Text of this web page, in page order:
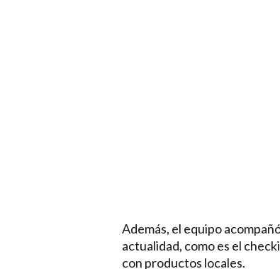
Además, el equipo
actualidad, como es el
con productos locales.